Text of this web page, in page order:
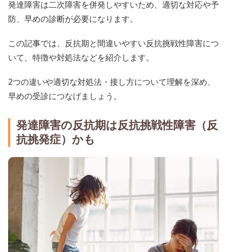
発達障害は二次障害を併発しやすいため、適切な対応や予
防、早めの診断が必要になります。
この記事では、反抗期と間違いやすい反抗挑戦性障害につ
いて、特徴や対処法などを紹介します。
2つの違いや適切な対処法・接し方について理解を深め、
早めの受診につなげましょう。
発達障害の反抗期は反抗挑戦性障害（反
抗挑発症）かも